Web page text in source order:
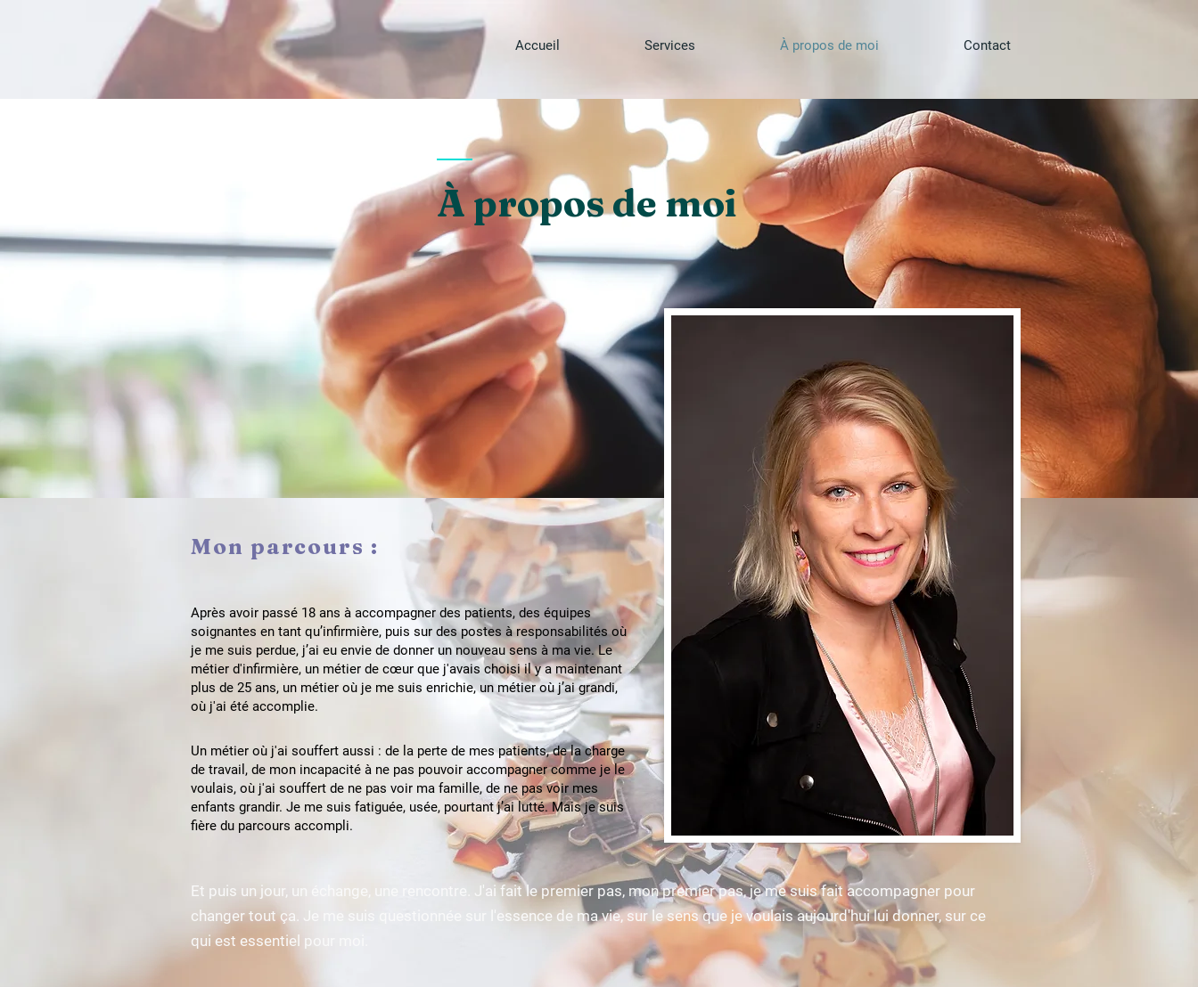
ACCOM
AUX CHANGEMEN S
Accueil Services À propos de moi Contact
À propos de moi
Mon parcours :
Après avoir passé 18 ans à accompagner des patients, des équipes
soignantes en tant qu’infirmière, puis sur des postes à responsabilités où
je me suis perdue, j’ai eu envie de donner un nouveau sens à ma vie. Le
métier d'infirmière, un métier de cœur que j'avais choisi il y a maintenant
plus de 25 ans, un métier où je me suis enrichie, un métier où j’ai grandi,
où j'ai été accomplie.
Un métier où j'ai souffert aussi : de la perte de mes patients, de la charge
de travail, de mon incapacité à ne pas pouvoir accompagner comme je le
voulais, où j'ai souffert de ne pas voir ma famille, de ne pas voir mes
enfants grandir. Je me suis fatiguée, usée, pourtant j’ai lutté. Mais je suis
fière du parcours accompli.
Et puis un jour, un échange, une rencontre. J'ai fait le premier pas, mon premier pas, je me suis fait accompagner pour
changer tout ça. Je me suis questionnée sur l'essence de ma vie, sur le sens que je voulais aujourd'hui lui donner, sur ce
qui est essentiel pour moi.